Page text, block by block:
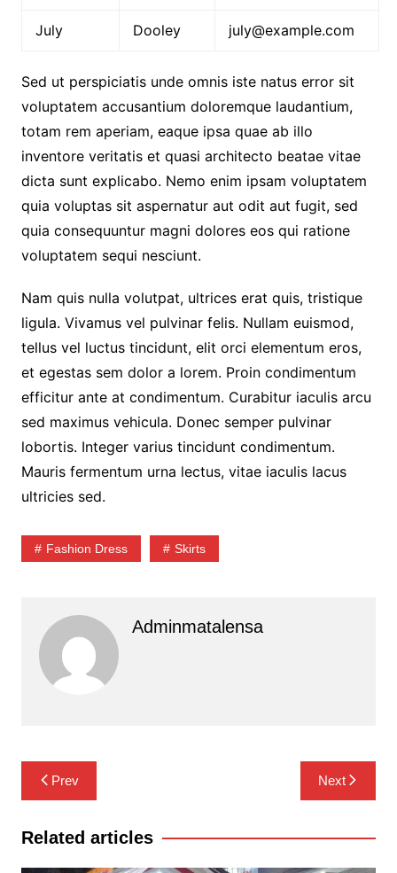
July Dooley july@example.com
Sed ut perspiciatis unde omnis iste natus error sit
voluptatem accusantium doloremque laudantium,
totam rem aperiam, eaque ipsa quae ab illo
inventore veritatis et quasi architecto beatae vitae
dicta sunt explicabo. Nemo enim ipsam voluptatem
quia voluptas sit aspernatur aut odit aut fugit, sed
quia consequuntur magni dolores eos qui ratione
voluptatem sequi nesciunt.
Nam quis nulla volutpat, ultrices erat quis, tristique
ligula. Vivamus vel pulvinar felis. Nullam euismod,
tellus vel luctus tincidunt, elit orci elementum eros,
et egestas sem dolor a lorem. Proin condimentum
efficitur ante at condimentum. Curabitur iaculis arcu
sed maximus vehicula. Donec semper pulvinar
lobortis. Integer varius tincidunt condimentum.
Mauris fermentum urna lectus, vitae iaculis lacus
ultricies sed.
Fashion Dress Skirts
Adminmatalensa
Navigasi
pos
Prev Next
Related articles